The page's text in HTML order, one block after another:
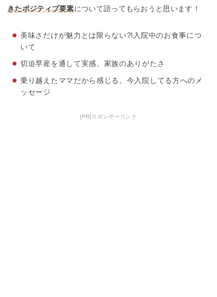
きたポジティブ要素について語ってもらおうと思います！
美味さだけが魅力とは限らない?!入院中のお食事につ
いて
切迫早産を通して実感。家族のありがたさ
乗り越えたママだから感じる。今入院してる方へのメ
ッセージ
[PR]スポンサーリンク